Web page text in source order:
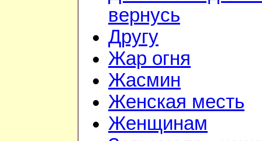
вернусь
Другу
Жар огня
Жасмин
Женская месть
Женщинам